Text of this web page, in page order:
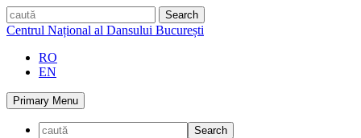
Skip
to
caută
Centrul Național al Dansului București
RO
EN
Primary Menu